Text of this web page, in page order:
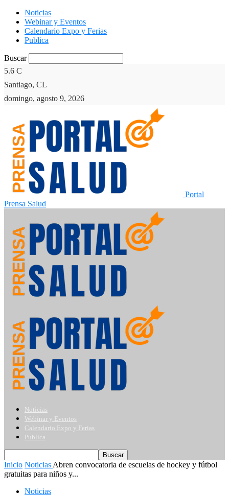
Noticias
Webinar y Eventos
Calendario Expo y Ferias
Publica
Buscar
5.6 C
Santiago, CL
domingo, agosto 9, 2026
Portal
Prensa Salud
Noticias
Webinar y Eventos
Calendario Expo y Ferias
Publica
Inicio Noticias Abren convocatoria de escuelas de hockey y fútbol
gratuitas para niños y...
Noticias